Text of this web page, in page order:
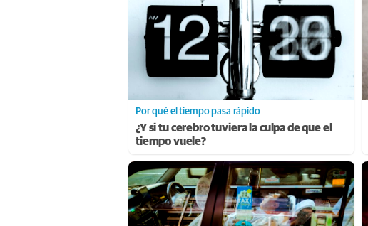
Por qué el tiempo pasa rápido
¿Y si tu cerebro tuviera la culpa de que el
tiempo vuele?